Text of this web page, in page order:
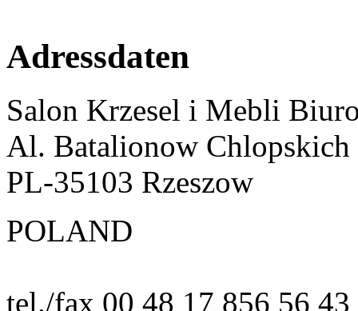
Adressdaten
Salon Krzesel i Mebli
Al. Batalionow
PL-35103 Rzeszow
POLAND
tel./fax 00 48 17 856 56 43